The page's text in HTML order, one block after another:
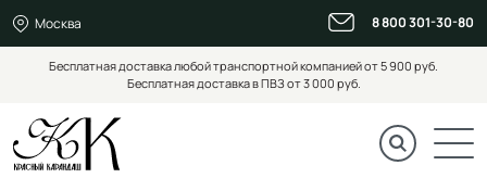
Москва 8 800 301-30-80
Бесплатная доставка любой транспортной компанией от 5 900 руб.
Бесплатная доставка в ПВЗ от 3 000 руб.